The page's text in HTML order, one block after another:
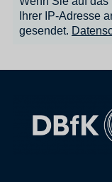
Ihrer IP-Adresse
gesendet.